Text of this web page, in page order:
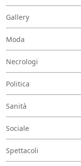
Gallery
Moda
Necrologi
Politica
Sanità
Sociale
Spettacoli